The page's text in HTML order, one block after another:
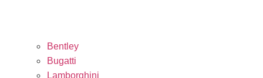
Bentley
Bugatti
Lamborghini